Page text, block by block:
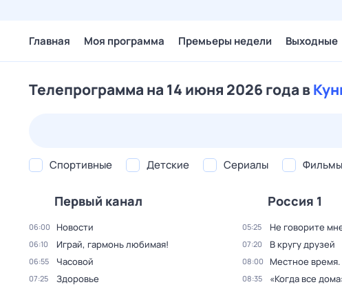
Главная Моя программа Премьеры недели Выходные
Телепрограмма на 14 июня 2026 года в
Спортивные Детские Сериалы Фильмы
Первый канал
06:00 Новости
06:10 Играй, гармонь любимая!
06:55 Часовой
07:25 Здоровье
Россия 1
05:25 Не говорите
07:20 В кругу друзей
08:00 Местное
08:35 «Когда все